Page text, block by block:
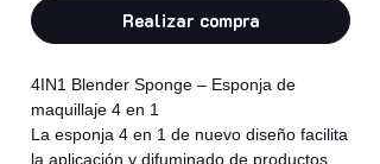
Realizar compra
4IN1 Blender Sponge – Esponja de
maquillaje 4 en 1
La esponja 4 en 1 de nuevo diseño facilita
la aplicación y difuminado de productos